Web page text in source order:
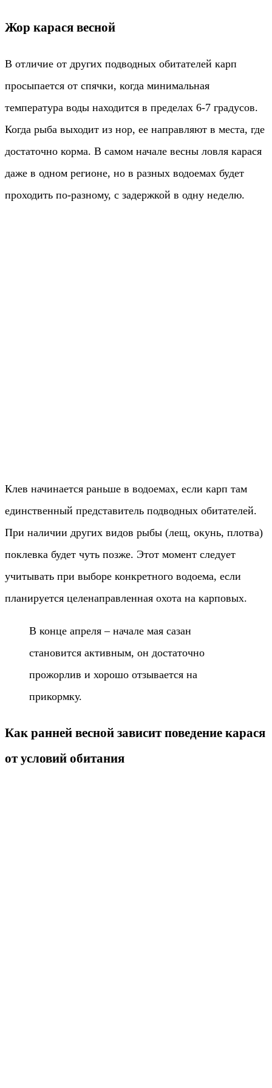
Жор карася весной
В отличие от других подводных обитателей карп
просыпается от спячки, когда минимальная
температура воды находится в пределах 6-7 градусов.
Когда рыба выходит из нор, ее направляют в места, где
достаточно корма. В самом начале весны ловля карася
даже в одном регионе, но в разных водоемах будет
проходить по-разному, с задержкой в ​​одну неделю.
Клев начинается раньше в водоемах, если карп там
единственный представитель подводных обитателей.
При наличии других видов рыбы (лещ, окунь, плотва)
поклевка будет чуть позже. Этот момент следует
учитывать при выборе конкретного водоема, если
планируется целенаправленная охота на карповых.
В конце апреля – начале мая сазан
становится активным, он достаточно
прожорлив и хорошо отзывается на
прикормку.
Как ранней весной зависит поведение карася
от условий обитания